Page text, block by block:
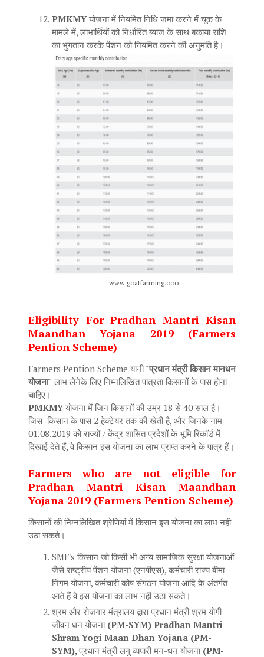
PMKMYयोजना में नियमित निधि जमा करने में चूक के
मामले में, लाभार्थियों को निर्धारित ब्याज के साथ बकाया राशि
का भुगतान करके पेंशन को नियमित करने की अनुमति है।
www.goatfarming.ooo
Eligibility For Pradhan Mantri Kisan
Maandhan Yojana 2019 (Farmers
Pention Scheme)
Farmers Pention Scheme यानी "प्रधान मंत्री किसान मानधन
योजना" लाभ लेनेके लिए निम्नलिखित पात्रता किसानों के पास होना
चाहिए।
PMKMYयोजना में जिन किसानों की उम्र 18 से 40 साल है।
जिस किसान के पास 2 हेक्टेयर तक की खेती है, और जिनके नाम
01.08.2019 को राज्यों / केंद्र शासित प्रदेशों के भूमि रिकॉर्ड में
दिखाई देते हैं, वे किसान इस योजना का लाभ प्राप्त करने के पात्र हैं।
Farmers who are not eligible for
Pradhan Mantri Kisan Maandhan
Yojana 2019 (Farmers Pention Scheme)
किसानों की निम्नलिखित श्रेणियां में किसान इस योजना का लाभ नही
उठा सकते।
SMF's किसान जो किसी भी अन्य सामाजिक सुरक्षा योजनाओं
जैसे राष्ट्रीय पेंशन योजना (एनपीएस), कर्मचारी राज्य बीमा
निगम योजना, कर्मचारी कोष संगठन योजना आदि के अंतर्गत
आते हैं वे इस योजना का लाभ नही उठा सकते।
श्रम और रोजगार मंत्रालय द्वारा प्रधान मंत्री श्रम योगी
जीवन धन योजना (PM-SYM) Pradhan Mantri
Shram Yogi Maan Dhan Yojana (PM-
SYM), प्रधान मंत्री लगु व्यपारी मन-धन योजना (PM-